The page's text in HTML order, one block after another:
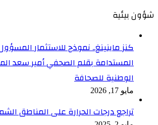
شؤون بيئية
كنز ماينينغ.. نموذج للاستثمار
المستدامة بقلم الصحفي أمير سعد
الوطنية للصحافة
مايو 17, 2026
تراجع درجات الحرارة على المناطق